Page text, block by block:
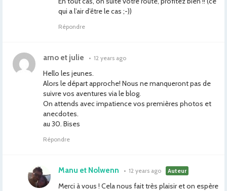
qui a l’air d’être le cas ;-))
Répondre
arno et julie • 12 years ago
Hello les jeunes.
Alors le départ approche! Nous ne manqueront pas de
suivre vos aventures via le blog.
On attends avec impatience vos premières photos et
anecdotes.
au 30. Bises
Répondre
Manu et Nolwenn • 12 years ago Auteur
Merci à vous ! Cela nous fait très plaisir et on espère